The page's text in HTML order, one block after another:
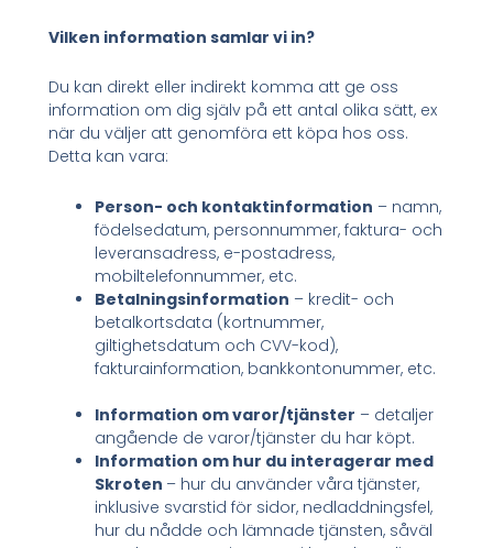
Vilken information samlar vi in?
Du kan direkt eller indirekt komma att ge oss
information om dig själv på ett antal olika sätt, ex
när du väljer att genomföra ett köpa hos oss.
Detta kan vara:
Person- och kontaktinformation – namn,
födelsedatum, personnummer, faktura- och
leveransadress, e-postadress,
mobiltelefonnummer, etc.
Betalningsinformation – kredit- och
betalkortsdata (kortnummer,
giltighetsdatum och CVV-kod),
fakturainformation, bankkontonummer, etc.
Information om varor/tjänster – detaljer
angående de varor/tjänster du har köpt.
Information om hur du interagerar med
Skroten – hur du använder våra tjänster,
inklusive svarstid för sidor, nedladdningsfel,
hur du nådde och lämnade tjänsten, såväl